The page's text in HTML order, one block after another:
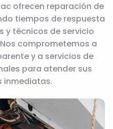
ofrecen reparación de
tiempos de respuesta
y técnicos de servicio
comprometemos a
y a servicios de
para atender sus
inmediatas.